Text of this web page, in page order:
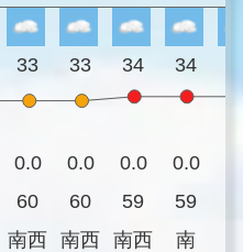
33 33 34 34
0.0 0.0 0.0 0.0
60 60 59 59
南西 南西 南西 南